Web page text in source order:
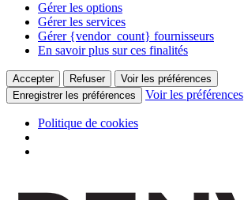
Gérer les options
Gérer les services
Gérer {vendor_count} fournisseurs
En savoir plus sur ces finalités
Accepter Refuser
Voir les préférences
Enregistrer les préférences
Voir les préférences
Politique de cookies